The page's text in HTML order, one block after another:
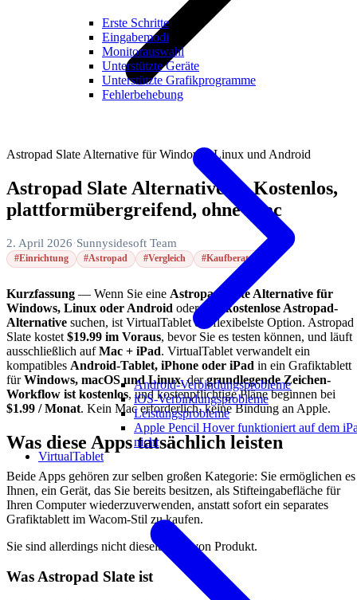
Erste Schritte
Eingabemodi
Monitorauswahl
Unterstützte Geräte
Unterstützte Grafikprogramme
Fehlerbehebung
Android-Verbindungsprobleme
iOS-Verbindungsprobleme
Leistungsprobleme
Apple Pencil Hover funktioniert auf dem
nicht
VirtualTablet
Astropad Slate Alternative für Windows, Linux und Android
Astropad Slate Alternative — Kostenlos,
plattformübergreifend, ohne Mac
2. April 2026·Sunnysidesoft Team
#Einrichtung #Astropad #Vergleich #Kaufberatung
Kurzfassung — Wenn Sie eine Astropad Slate Alternative für
Windows, Linux oder Android oder eine kostenlose Astropad-
Alternative suchen, ist VirtualTablet die flexibelste Option. Astropad
Slate kostet $19.99 im Voraus, bevor Sie es testen können, und läuft
ausschließlich aufMac + iPad. VirtualTablet verwandelt ein
kompatibles Android-Tablet, iPhone oder iPad in ein Grafiktablett
fürWindows, macOS und Linux, dergrundlegende Zeichen-
Workflow ist kostenlos, und kostenpflichtige Pläne beginnen bei
$1.99 / Monat. Kein Mac erforderlich, keine Bindung an Apple.
Was diese Apps tatsächlich leisten
Beide Apps gehören zur selben großen Kategorie: Sie ermöglichen es
Ihnen, ein Gerät, das Sie bereits besitzen, als Stifteingabefläche für
Ihren Computer wiederzuverwenden, anstatt sofort ein separates
Grafiktablett im Wacom-Stil zu kaufen.
Sie sind allerdings nicht dieselbe Art von Produkt.
Was Astropad Slate ist